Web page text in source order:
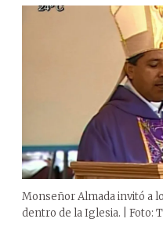
Monseñor Almada invitó a
dentro de la Iglesia. | Foto: